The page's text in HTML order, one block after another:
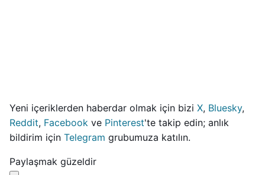
Yeni içeriklerden haberdar olmak için bizi X, Bluesky,
Reddit, Facebook ve Pinterest'te takip edin; anlık
bildirim için Telegram grubumuza katılın.
Paylaşmak güzeldir